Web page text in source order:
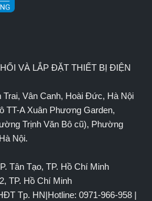
VÀ LẮP ĐẶT THIẾT BỊ ĐIỆN
Trai, Vân Canh, Hoài Đức, Hà Nội
TT-A Xuân Phương Garden,
Trịnh Văn Bô cũ), Phường
Nội.
Tân Tạo, TP. Hồ Chí Minh
TP. Hồ Chí Minh
Tp. HN|Hotline: 0971-966-958 |